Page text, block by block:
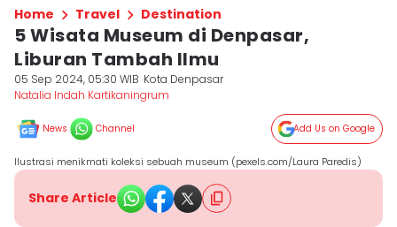
Home Travel Destination
5 Wisata Museum di Denpasar,
Liburan Tambah Ilmu
05 Sep 2024, 05:30 WIB Kota Denpasar
Natalia Indah Kartikaningrum
News Channel Add Us on Google
Ilustrasi menikmati koleksi sebuah museum (pexels.com/Laura Paredis)
Share Article